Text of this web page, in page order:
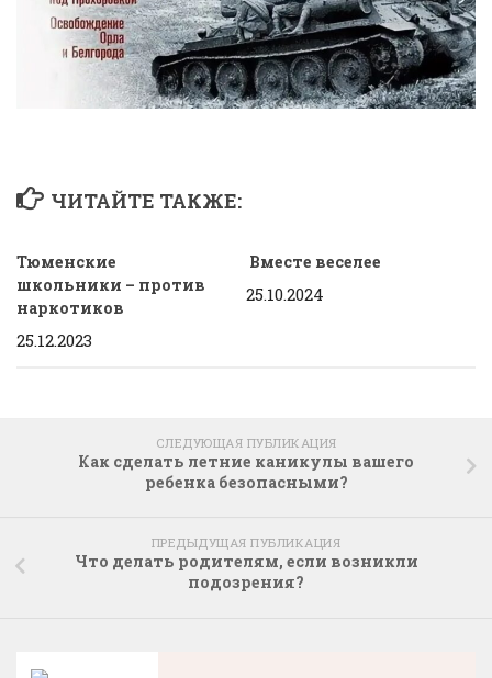
ЧИТАЙТЕ ТАКЖЕ:
Тюменские
школьники – против
наркотиков
25.12.2023
Вместе веселее
25.10.2024
СЛЕДУЮЩАЯ ПУБЛИКАЦИЯ
Как сделать летние каникулы вашего
ребенка безопасными?
ПРЕДЫДУЩАЯ ПУБЛИКАЦИЯ
Что делать родителям, если возникли
подозрения?